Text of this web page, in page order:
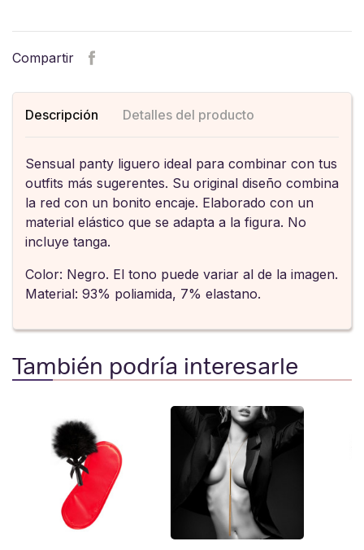
Compartir
Descripción Detalles del producto
Sensual panty liguero ideal para combinar con tus
outfits más sugerentes. Su original diseño combina
la red con un bonito encaje. Elaborado con un
material elástico que se adapta a la figura. No
incluye tanga.
Color: Negro. El tono puede variar al de la imagen.
Material: 93% poliamida, 7% elastano.
También podría interesarle